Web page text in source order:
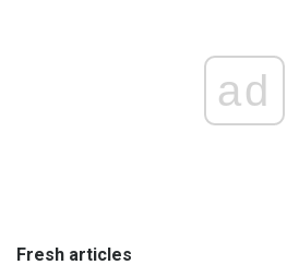
ad
Fresh articles